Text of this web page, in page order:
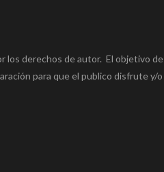
los derechos de autor. El objetivo de
para que el publico disfrute y/o